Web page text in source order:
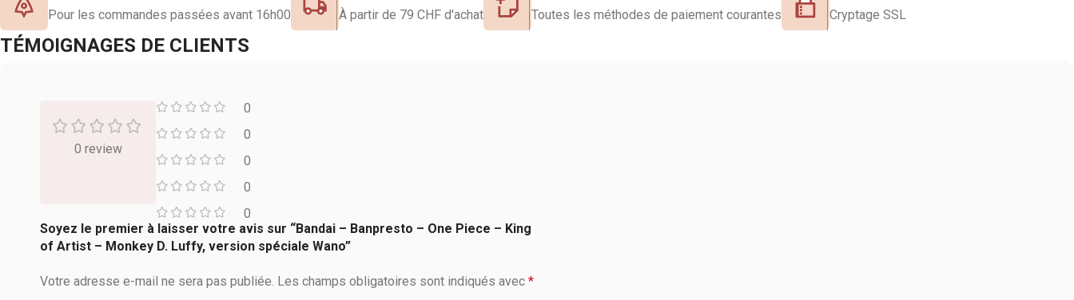
Pour les commandes passées avant 16h00
À partir de 79 CHF d'achat
Toutes les méthodes de paiement courantes
Cryptage SSL
TÉMOIGNAGES DE CLIENTS
0 review
0
0
0
0
0
Soyez le premier à laisser votre avis sur “Bandai – Banpresto – One Piece – King
of Artist – Monkey D. Luffy, version spéciale Wano”
Votre adresse e-mail ne sera pas publiée. Les champs obligatoires sont indiqués avec *